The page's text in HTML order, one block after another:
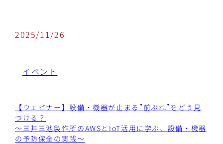
2025/11/26
イベント
【ウェビナー】設備・機器が止まる”前ぶれ”をどう見
つける？
～三井三池製作所のAWSとIoT活用に学ぶ、設備・機器
の予防保全の実践～